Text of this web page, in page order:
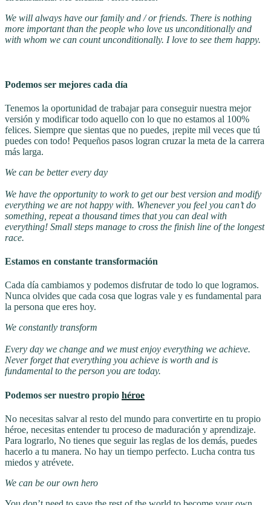
We will always have our family and / or friends. There is nothing
more important than the people who love us unconditionally and
with whom we can count unconditionally. I love to see them happy.
Podemos ser mejores cada día
Tenemos la oportunidad de trabajar para conseguir nuestra mejor
versión y modificar todo aquello con lo que no estamos al 100%
felices. Siempre que sientas que no puedes, ¡repite mil veces que tú
puedes con todo! Pequeños pasos logran cruzar la meta de la carrera
más larga.
We can be better every day
We have the opportunity to work to get our best version and modify
everything we are not happy with. Whenever you feel you can’t do
something, repeat a thousand times that you can deal with
everything! Small steps manage to cross the finish line of the longest
race.
Estamos en constante transformación
Cada día cambiamos y podemos disfrutar de todo lo que logramos.
Nunca olvides que cada cosa que logras vale y es fundamental para
la persona que eres hoy.
We constantly transform
Every day we change and we must enjoy everything we achieve.
Never forget that everything you achieve is worth and is
fundamental to the person you are today.
Podemos ser nuestro propio héroe
No necesitas salvar al resto del mundo para convertirte en tu propio
héroe, necesitas entender tu proceso de maduración y aprendizaje.
Para lograrlo, No tienes que seguir las reglas de los demás, puedes
hacerlo a tu manera. No hay un tiempo perfecto. Lucha contra tus
miedos y atrévete.
We can be our own hero